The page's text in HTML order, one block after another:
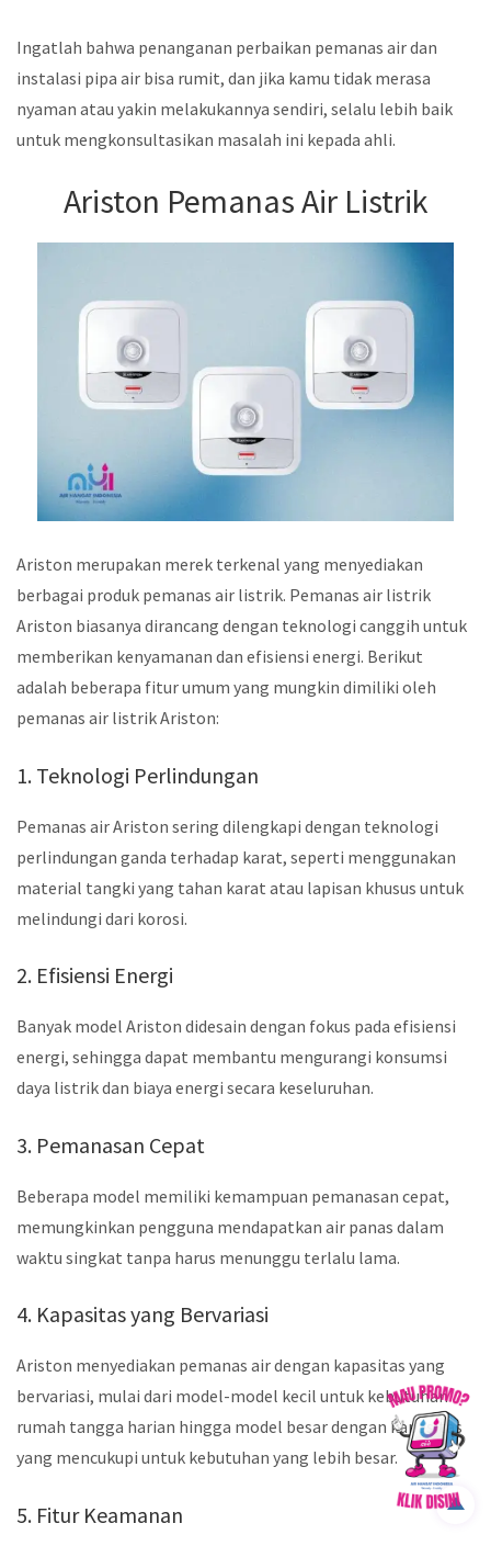
Ingatlah bahwa penanganan perbaikan pemanas air dan
instalasi pipa air bisa rumit, dan jika kamu tidak merasa
nyaman atau yakin melakukannya sendiri, selalu lebih baik
untuk mengkonsultasikan masalah ini kepada ahli.
Ariston Pemanas Air Listrik
Ariston merupakan merek terkenal yang menyediakan
berbagai produk pemanas air listrik. Pemanas air listrik
Ariston biasanya dirancang dengan teknologi canggih untuk
memberikan kenyamanan dan efisiensi energi. Berikut
adalah beberapa fitur umum yang mungkin dimiliki oleh
pemanas air listrik Ariston:
1. Teknologi Perlindungan
Pemanas air Ariston sering dilengkapi dengan teknologi
perlindungan ganda terhadap karat, seperti menggunakan
material tangki yang tahan karat atau lapisan khusus untuk
melindungi dari korosi.
2. Efisiensi Energi
Banyak model Ariston didesain dengan fokus pada efisiensi
energi, sehingga dapat membantu mengurangi konsumsi
daya listrik dan biaya energi secara keseluruhan.
3. Pemanasan Cepat
Beberapa model memiliki kemampuan pemanasan cepat,
memungkinkan pengguna mendapatkan air panas dalam
waktu singkat tanpa harus menunggu terlalu lama.
4. Kapasitas yang Bervariasi
Ariston menyediakan pemanas air dengan kapasitas yang
bervariasi, mulai dari model-model kecil untuk kebutuhan
rumah tangga harian hingga model besar dengan kapasitas
yang mencukupi untuk kebutuhan yang lebih besar.
5. Fitur Keamanan